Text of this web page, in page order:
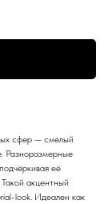
сфер — смелый
Разноразмерные
её
акцентный
look. Идеален как